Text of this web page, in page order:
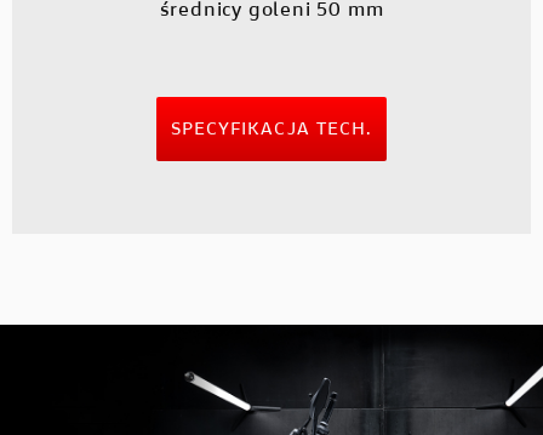
średnicy goleni 50 mm
SPECYFIKACJA TECH.